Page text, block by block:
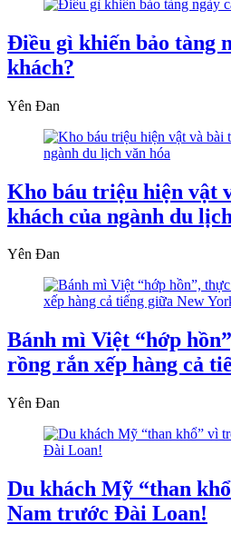
Điều gì khiến bảo tàng
khách?
Yên Đan
Kho báu triệu hiện vật
khách của ngành du
Yên Đan
Bánh mì Việt “hớp
rồng rắn xếp hàng cả
Yên Đan
Du khách Mỹ “than
Nam trước Đài Loan!